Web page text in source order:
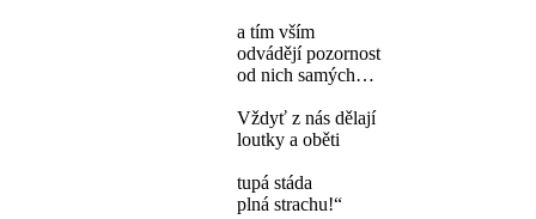
a tím vším
odvádějí pozornost
od nich samých…
Vždyť z nás dělají
loutky a oběti
tupá stáda
plná strachu!“